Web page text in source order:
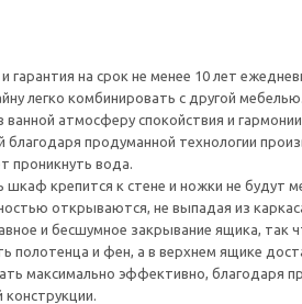
на срок не менее 10 лет
легко комбинировать с другой мебелью.
атмосферу спокойствия и
продуманной технологии
проникнуть вода.
шкаф крепится к стене и ножки не будут
открываются, не выпадая из
и бесшумное закрывание ящика, так
полотенца и фен, а в верхнем ящике
максимально эффективно, благодаря